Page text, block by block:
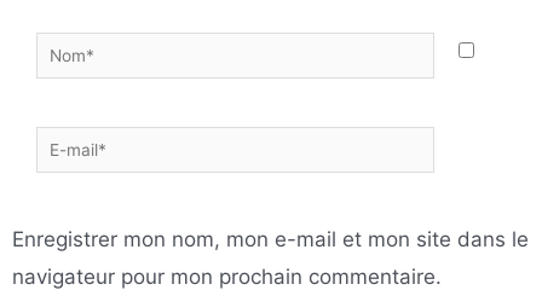
Nom*
E-
mail*
Enregistrer mon nom, mon e-mail et mon site dans le
navigateur pour mon prochain commentaire.